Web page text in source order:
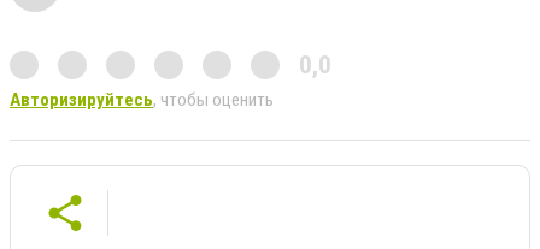
0,0
Авторизируйтесь, чтобы оценить